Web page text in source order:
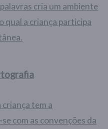
cria um ambiente
qual a criança participa
tem a
com as convenções da